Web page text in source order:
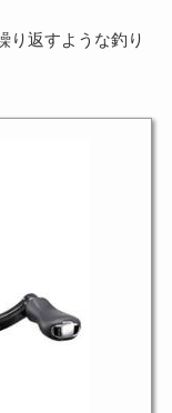
り返すような釣り